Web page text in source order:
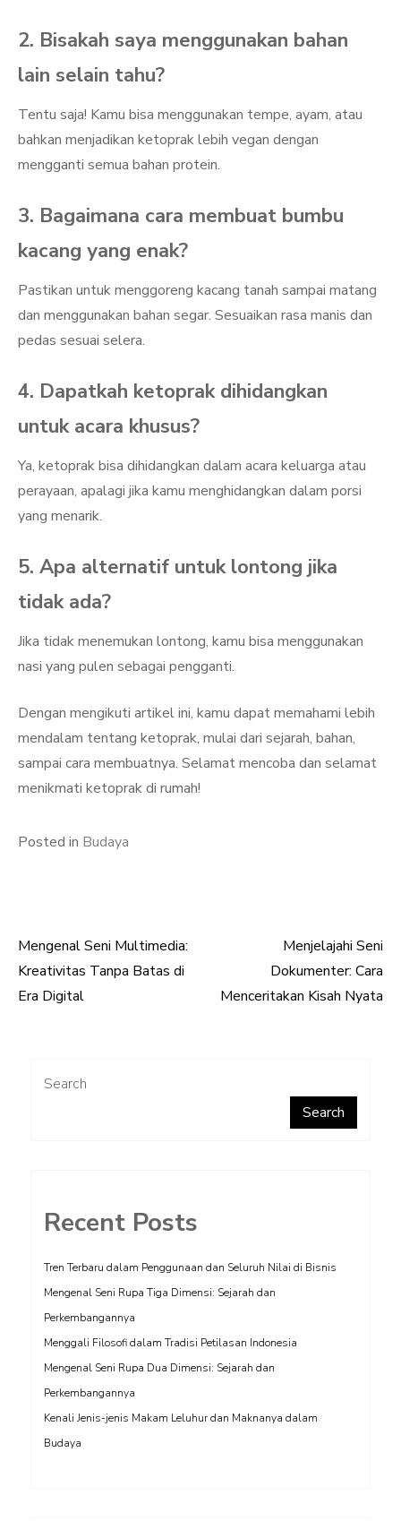
2. Bisakah saya menggunakan bahan
lain selain tahu?
Tentu saja! Kamu bisa menggunakan tempe, ayam, atau
bahkan menjadikan ketoprak lebih vegan dengan
mengganti semua bahan protein.
3. Bagaimana cara membuat bumbu
kacang yang enak?
Pastikan untuk menggoreng kacang tanah sampai matang
dan menggunakan bahan segar. Sesuaikan rasa manis dan
pedas sesuai selera.
4. Dapatkah ketoprak dihidangkan
untuk acara khusus?
Ya, ketoprak bisa dihidangkan dalam acara keluarga atau
perayaan, apalagi jika kamu menghidangkan dalam porsi
yang menarik.
5. Apa alternatif untuk lontong jika
tidak ada?
Jika tidak menemukan lontong, kamu bisa menggunakan
nasi yang pulen sebagai pengganti.
Dengan mengikuti artikel ini, kamu dapat memahami lebih
mendalam tentang ketoprak, mulai dari sejarah, bahan,
sampai cara membuatnya. Selamat mencoba dan selamat
menikmati ketoprak di rumah!
Posted in Budaya
Post
navigation
Mengenal Seni Multimedia:
Kreativitas Tanpa Batas di
Era Digital
Menjelajahi Seni
Dokumenter: Cara
Menceritakan Kisah Nyata
Search
Search
Recent Posts
Tren Terbaru dalam Penggunaan dan Seluruh Nilai di Bisnis
Mengenal Seni Rupa Tiga Dimensi: Sejarah dan
Perkembangannya
Menggali Filosofi dalam Tradisi Petilasan Indonesia
Mengenal Seni Rupa Dua Dimensi: Sejarah dan
Perkembangannya
Kenali Jenis-jenis Makam Leluhur dan Maknanya dalam
Budaya